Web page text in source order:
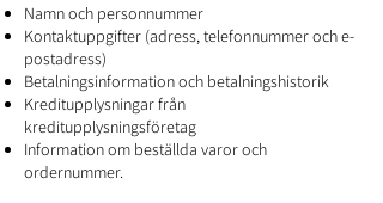
Namn och personnummer
Kontaktuppgifter (adress, telefonnummer och e-
postadress)
Betalningsinformation och betalningshistorik
Kreditupplysningar från
kreditupplysningsföretag
Information om beställda varor och
ordernummer.